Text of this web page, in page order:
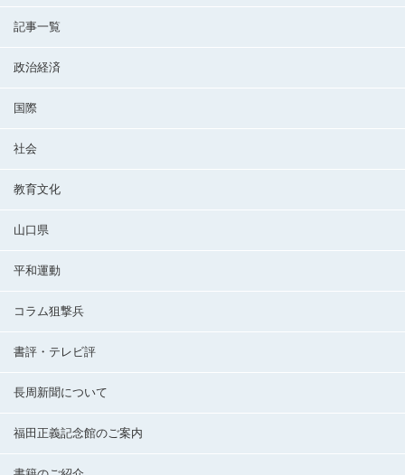
記事一覧
政治経済
国際
社会
教育文化
山口県
平和運動
コラム狙撃兵
書評・テレビ評
長周新聞について
福田正義記念館のご案内